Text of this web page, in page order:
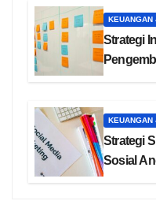
KEUANGAN
Strategi
KEUANGAN
Strategi
Sosial